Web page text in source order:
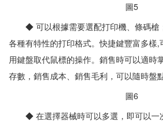
圖5
◆ 可以根據需要選配打印機、條碼槍
各種有特性的打印格式。快捷鍵豐富多樣,
用鍵盤取代鼠標的操作。銷售時可以適時
存數，銷售成本、銷售毛利，可以隨時盤
圖6
◆ 在選擇器械時可以多選，即可以一